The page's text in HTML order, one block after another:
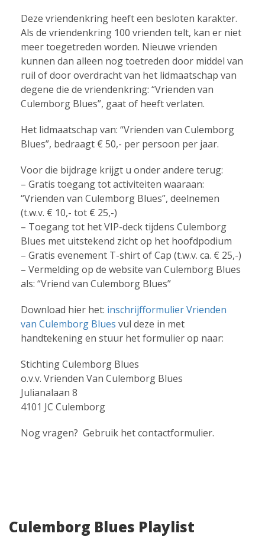
Deze vriendenkring heeft een besloten karakter.
Als de vriendenkring 100 vrienden telt, kan er niet
meer toegetreden worden. Nieuwe vrienden
kunnen dan alleen nog toetreden door middel van
ruil of door overdracht van het lidmaatschap van
degene die de vriendenkring: “Vrienden van
Culemborg Blues”, gaat of heeft verlaten.
Het lidmaatschap van: “Vrienden van Culemborg
Blues”, bedraagt € 50,- per persoon per jaar.
Voor die bijdrage krijgt u onder andere terug:
– Gratis toegang tot activiteiten waaraan:
“Vrienden van Culemborg Blues”, deelnemen
(t.w.v. € 10,- tot € 25,-)
– Toegang tot het VIP-deck tijdens Culemborg
Blues met uitstekend zicht op het hoofdpodium
– Gratis evenement T-shirt of Cap (t.w.v. ca. € 25,-)
– Vermelding op de website van Culemborg Blues
als: “Vriend van Culemborg Blues”
Download hier het: inschrijfformulier Vrienden
van Culemborg Blues vul deze in met
handtekening en stuur het formulier op naar:
Stichting Culemborg Blues
o.v.v. Vrienden Van Culemborg Blues
Julianalaan 8
4101 JC Culemborg
Nog vragen? Gebruik het contactformulier.
Culemborg Blues Playlist